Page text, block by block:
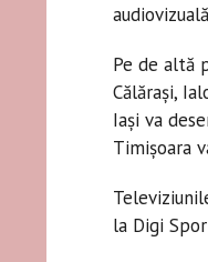
Pe de altă
Călăraşi,
Iaşi va
Timişoara
la Digi